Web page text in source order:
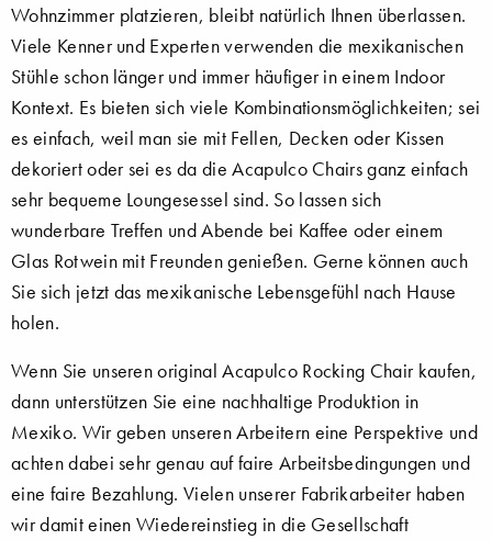
Wohnzimmer platzieren, bleibt natürlich Ihnen überlassen.
Viele Kenner und Experten verwenden die mexikanischen
Stühle schon länger und immer häufiger in einem Indoor
Kontext. Es bieten sich viele Kombinationsmöglichkeiten; sei
es einfach, weil man sie mit Fellen, Decken oder Kissen
dekoriert oder sei es da die Acapulco Chairs ganz einfach
sehr bequeme Loungesessel sind. So lassen sich
wunderbare Treffen und Abende bei Kaffee oder einem
Glas Rotwein mit Freunden genießen. Gerne können auch
Sie sich jetzt das mexikanische Lebensgefühl nach Hause
holen.
Wenn Sie unseren original Acapulco Rocking Chair kaufen,
dann unterstützen Sie eine nachhaltige Produktion in
Mexiko. Wir geben unseren Arbeitern eine Perspektive und
achten dabei sehr genau auf faire Arbeitsbedingungen und
eine faire Bezahlung. Vielen unserer Fabrikarbeiter haben
wir damit einen Wiedereinstieg in die Gesellschaft